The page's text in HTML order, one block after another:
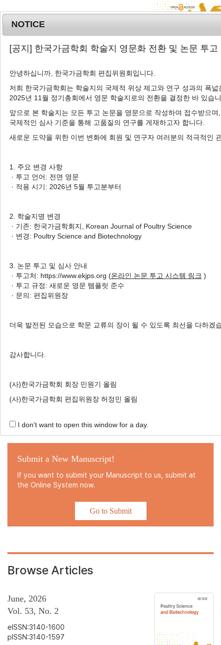
T
o
e
n
a
MENU
Advanced Search List
Author: Daehyeok Jin
1 Articles are founded.
Clustering using Reciprocal F
Chicken Populations
Jongho Park , Seonyeong Heo
,
Minjun Kim
, Eunjin Cho , Jihye Cha
Yeong Jun Koh
, Seung-Hwan Lee
Korean J. Poult. Sci. 2022;49(3):157-165.
Online Submission
Submit a New Manuscript!
If you want to submit your Manuscript to us, submit at
the Online System now.
Go to Submit
Browse Articles
June, 2026
Vol. 53, No. 2
eISSN:3140-1600
pISSN:3140-1597
NOTICE
[공지] 한국가금학회 학술지 영문화 전환 및 논문 투고
안녕하십니까, 한국가금학회 편집위원회입니다.
저희 한국가금학회는 학술지의 국제적 위상 제고와 연구 성과의 폭넓
2025년 11월 정기총회에서 영문 학술지로의 전환을 결정한 바 있습
앞으로 본 학술지는 모든 투고 논문을 영문으로 작성하여 접수받으며,
국제적인 심사 기준을 통해 고품질의 연구를 게재하고자 합니다.
새로운 도약을 위한 이번 변화에 회원 및 연구자 여러분의 적극적인
1. 주요 변경 사항
· 투고 언어: 전면 영문
· 적용 시기: 2026년 5월 투고분부터
2. 학술지명 변경
· 기존: 한국가금학회지, Korean Journal of Poultry Science
· 변경: Poultry Science and Biotechnology
3. 논문 투고 및 심사 안내
· 투고처: https://www.ekjps.org (온라인 논문 투고 시스템 링크 )
· 투고 규정: 새로운 영문 템플릿 준수
· 문의: 편집위원장
더욱 발전된 모습으로 학문 교류의 장이 될 수 있도록 최선을 다하겠
감사합니다.
(사)한국가금학회 회장 민원기 올림
(사)한국가금학회 편집위원장 허정민 올림
I don't want to open this window for a day.